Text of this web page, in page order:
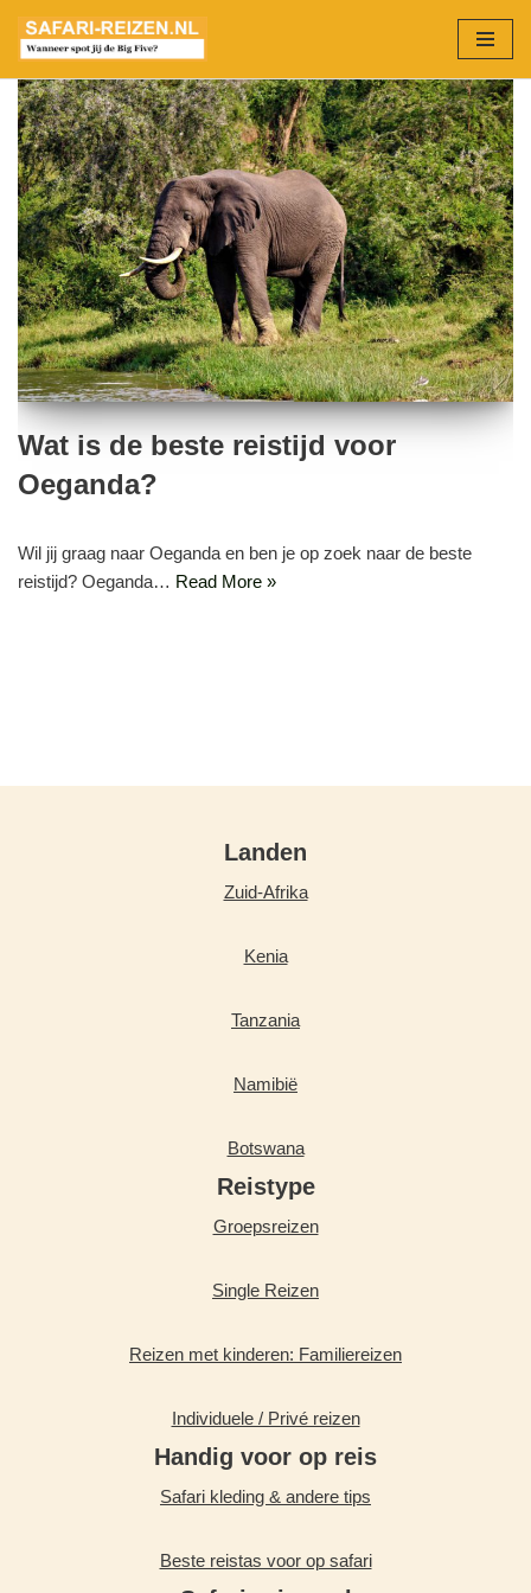
Ga
naar
de
inhoud
Wat is de beste reistijd voor
Oeganda?
Wil jij graag naar Oeganda en ben je op zoek naar de beste
reistijd? Oeganda… Read More »
Landen
Zuid-Afrika
Kenia
Tanzania
Namibië
Botswana
Reistype
Groepsreizen
Single Reizen
Reizen met kinderen: Familiereizen
Individuele / Privé reizen
Handig voor op reis
Safari kleding & andere tips
Beste reistas voor op safari